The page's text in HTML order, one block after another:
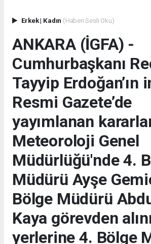
Erkek| Kadın (Haberi Sesli Oku)
ANKARA (İGFA) -
Cumhurbaşkanı
Tayyip Erdoğan’ın
Resmi Gazete’de
yayımlanan
Meteoroloji Genel
Müdürlüğü'nde 4.
Müdürü Ayşe
Bölge Müdürü
Kaya görevden
yerlerine 4. Bölge